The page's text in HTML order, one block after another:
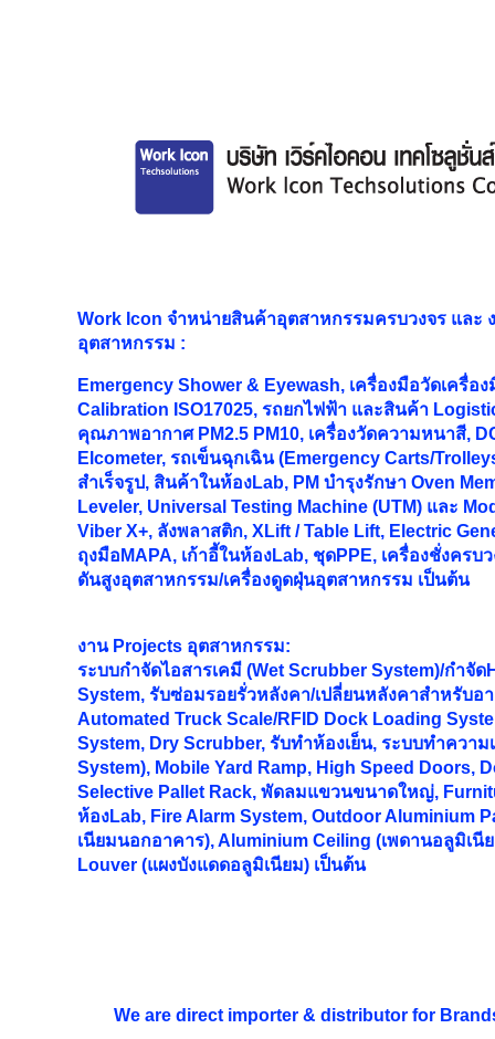
Work Icon จำหน่ายสินค้าอุตสาหกรรมครบวงจร และ
อุตสาหกรรม :
Emergency Shower & Eyewash, เครื่องมือวัดเครื่อ
Calibration ISO17025, รถยกไฟฟ้า และสินค้า
คุณภาพอากาศ PM2.5 PM10, เครื่องวัดความหนาสี,
Elcometer, รถเข็นฉุกเฉิน (Emergency Carts/
สำเร็จรูป, สินค้าในห้องLab, PM บำรุงรักษา Oven
Leveler, Universal Testing Machine (UTM) และ
Viber X+, ลังพลาสติก, XLift / Table Lift, Electric
ถุงมือMAPA, เก้าอี้ในห้องLab, ชุดPPE, เครื่องชั่งครบ
ดันสูงอุตสาหกรรม/เครื่องดูดฝุ่นอุตสาหกรรม เป็นต้น
งาน Projects อุตสาหกรรม:
ระบบกำจัดไอสารเคมี (Wet Scrubber System)/กำจัด
System, รับซ่อมรอยรั่วหลังคา/เปลี่ยนหลังคาสำหรับอ
Automated Truck Scale/RFID Dock Loading
System, Dry Scrubber, รับทำห้องเย็น, ระบบทำความ
System), Mobile Yard Ramp, High Speed Doors,
Selective Pallet Rack, พัดลมแขวนขนาดใหญ่,
ห้องLab, Fire Alarm System, Outdoor Aluminium
เนียมนอกอาคาร), Aluminium Ceiling (เพดานอลูมิเนี
Louver (แผงบังแดดอลูมิเนียม) เป็นต้น
We are direct importer & distributor for